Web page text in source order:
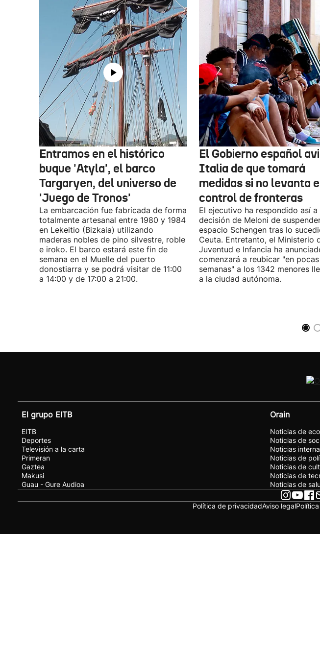
Entramos en el histórico
buque 'Atyla', el barco
Targaryen, del universo de
'Juego de Tronos'
La embarcación fue fabricada de forma
totalmente artesanal entre 1980 y 1984
en Lekeitio (Bizkaia) utilizando
maderas nobles de pino silvestre, roble
e iroko. El barco estará este fin de
semana en el Muelle del puerto
donostiarra y se podrá visitar de 11:00
a 14:00 y de 17:00 a 21:00.
El Gobierno español
Italia de que tomará
medidas si no levanta
control de fronteras
El ejecutivo ha respondido así a
decisión de Meloni de
espacio Schengen tras lo
Ceuta. Entretanto, el Ministerio
Juventud e Infancia ha
comenzará a reubicar "en pocas
semanas" a los 1342 menores
a la ciudad autónoma.
El grupo EITB
EITB
Deportes
Televisión a la carta
Primeran
Gaztea
Makusi
Guau - Gure Audioa
Orain
Noticias de
Noticias de
Noticias
Noticias de
Noticias de
Noticias de
Noticias de
Política de privacidadAviso legal